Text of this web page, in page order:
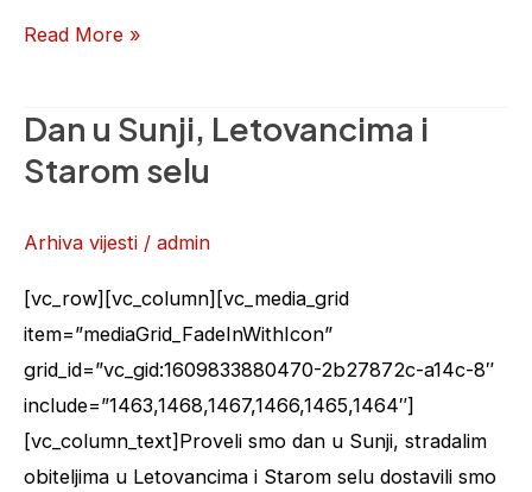
Read More »
Dan u Sunji, Letovancima i
Starom selu
Arhiva vijesti / admin
[vc_row][vc_column][vc_media_grid
item=”mediaGrid_FadeInWithIcon”
grid_id=”vc_gid:1609833880470-2b27872c-a14c-8″
include=”1463,1468,1467,1466,1465,1464″]
[vc_column_text]Proveli smo dan u Sunji, stradalim
obiteljima u Letovancima i Starom selu dostavili smo
Dan
u
Letovancima
Starom
selu